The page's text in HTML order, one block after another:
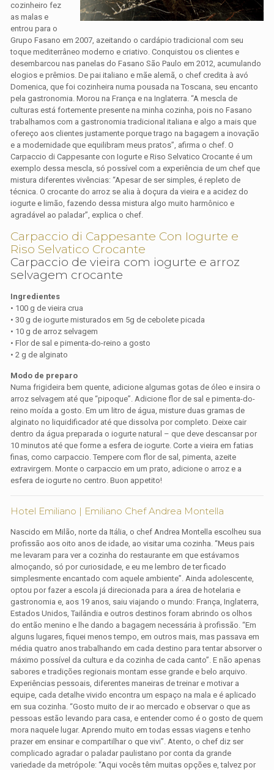
cozinheiro fez
as malas e
entrou para o
Grupo Fasano em 2007, azeitando o cardápio tradicional com seu
toque mediterrâneo moderno e criativo. Conquistou os clientes e
desembarcou nas panelas do Fasano São Paulo em 2012, acumulando
elogios e prêmios. De pai italiano e mãe alemã, o chef credita à avó
Domenica, que foi cozinheira numa pousada na Toscana, seu encanto
pela gastronomia. Morou na França e na Inglaterra. “A mescla de
culturas está fortemente presente na minha cozinha, pois no Fasano
trabalhamos com a gastronomia tradicional italiana e algo a mais que
ofereço aos clientes justamente porque trago na bagagem a inovação
e a modernidade que equilibram meus pratos”, afirma o chef. O
Carpaccio di Cappesante con Iogurte e Riso Selvatico Crocante é um
exemplo dessa mescla, só possível com a experiência de um chef que
mistura diferentes vivências: “Apesar de ser simples, é repleto de
técnica. O crocante do arroz se alia à doçura da vieira e a acidez do
iogurte e limão, fazendo dessa mistura algo muito harmônico e
agradável ao paladar”, explica o chef.
Carpaccio di Cappesante Con Iogurte e
Riso Selvatico Crocante
Carpaccio de vieira com iogurte e arroz
selvagem crocante
Ingredientes
• 100 g de vieira crua
• 30 g de iogurte misturados em 5g de cebolete picada
• 10 g de arroz selvagem
• Flor de sal e pimenta-do-reino a gosto
• 2 g de alginato
Modo de preparo
Numa frigideira bem quente, adicione algumas gotas de óleo e insira o
arroz selvagem até que “pipoque”. Adicione flor de sal e pimenta-do-
reino moída a gosto. Em um litro de água, misture duas gramas de
alginato no liquidificador até que dissolva por completo. Deixe cair
dentro da água preparada o iogurte natural – que deve descansar por
10 minutos até que forme a esfera de iogurte. Corte a vieira em fatias
finas, como carpaccio. Tempere com flor de sal, pimenta, azeite
extravirgem. Monte o carpaccio em um prato, adicione o arroz e a
esfera de iogurte no centro. Buon appetito!
Hotel Emiliano | Emiliano Chef Andrea Montella
Nascido em Milão, norte da Itália, o chef Andrea Montella escolheu sua
profissão aos oito anos de idade, ao visitar uma cozinha. “Meus pais
me levaram para ver a cozinha do restaurante em que estávamos
almoçando, só por curiosidade, e eu me lembro de ter ficado
simplesmente encantado com aquele ambiente”. Ainda adolescente,
optou por fazer a escola já direcionada para a área de hotelaria e
gastronomia e, aos 19 anos, saiu viajando o mundo: França, Inglaterra,
Estados Unidos, Tailândia e outros destinos foram abrindo os olhos
do então menino e lhe dando a bagagem necessária à profissão. “Em
alguns lugares, fiquei menos tempo, em outros mais, mas passava em
média quatro anos trabalhando em cada destino para tentar absorver o
máximo possível da cultura e da cozinha de cada canto”. E não apenas
sabores e tradições regionais montam esse grande e belo arquivo.
Experiências pessoais, diferentes maneiras de treinar e motivar a
equipe, cada detalhe vivido encontra um espaço na mala e é aplicado
em sua cozinha. “Gosto muito de ir ao mercado e observar o que as
pessoas estão levando para casa, e entender como é o gosto de quem
mora naquele lugar. Aprendo muito em todas essas viagens e tenho
prazer em ensinar e compartilhar o que vivi”. Atento, o chef diz ser
complicado agradar o paladar paulistano por conta da grande
variedade da metrópole: “Aqui vocês têm muitas opções e, talvez por